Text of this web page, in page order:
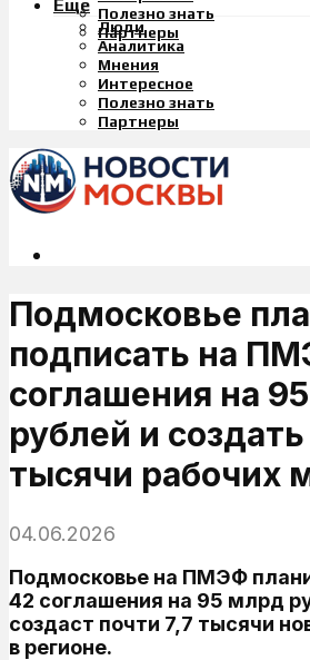
Полезно знать
Партнеры
Еще
Люди
Аналитика
Мнения
Интересное
Полезно знать
Партнеры
Подмосковье
подписать на
соглашения на
рублей и
тысячи рабочих
04.06.2026
Подмосковье на ПМЭФ
42 соглашения на 95 млрд
создаст почти 7,7 тысячи
в регионе.